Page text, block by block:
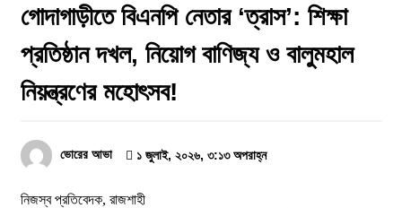
রাজশাহীতে দুই সাংবাদিকের ওপর নৃশংস হামলা:
৪ আগস্ট, ২০২৬, ১:৫৮ অপরাহ্ন
পুলিশ কোনো দলের লাঠিয়াল বাহিনী নয়: স্বরাষ্ট্রমন্ত্রী
প্রকাশ্যে চলাফেরা, জনমনে ক্ষোভ
গোদাগাড়ীতে বিএনপি নেতার ‘ত্রাস’: শিক্ষা
প্রতিষ্ঠান দখল, নিয়োগ বাণিজ্য ও বালুমহাল
নিয়ন্ত্রণের মহোৎসব!
ভোরের আভা ১ জুলাই, ২০২৬, ৩:১৩ অপরাহ্ন
​নিজস্ব প্রতিবেদক, রাজশাহী